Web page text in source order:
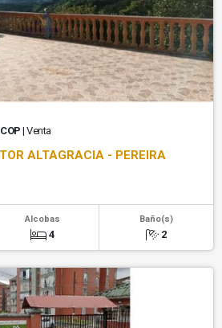
COP | Venta
ALTAGRACIA - PEREIRA
Alcobas
4
Baño(s)
2